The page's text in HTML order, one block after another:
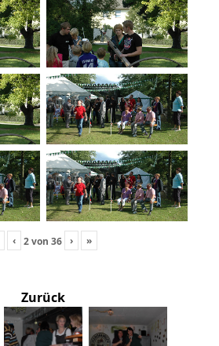
‹ 2von36 › »
Zurück